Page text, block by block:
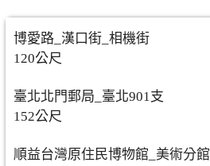
博愛路_漢口街_相機街
120公尺
臺北北門郵局_臺北901支
152公尺
順益台灣原住民博物館_美術分館